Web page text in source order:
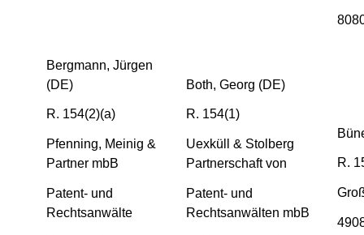
Bergmann, Jürgen
(DE)
R. 154(2)(a)
Pfenning, Meinig &
Partner mbB
Patent- und
Rechtsanwälte
Both, Georg (DE)
R. 154(1)
Uexküll & Stolberg
Partnerschaft von
Patent- und
Rechtsanwälten mbB
R.